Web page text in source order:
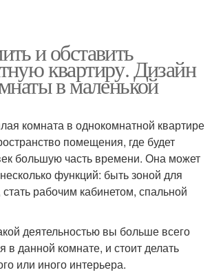
и обставить
квартиру. Дизайн
в маленькой
комната в однокомнатной квартире
помещения, где будет
большую часть времени. Она может
функций: быть зоной для
стать рабочим кабинетом, спальной
деятельностью вы больше всего
в данной комнате, и стоит делать
или иного интерьера.